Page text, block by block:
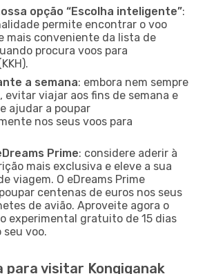
opção “Escolha inteligente”:
permite encontrar o voo
mais conveniente da lista de
procura voos para
a semana: embora nem sempre
evitar viajar aos fins de semana e
ajudar a poupar
nos seus voos para
Prime: considere aderir à
mais exclusiva e eleve a sua
viagem. O eDreams Prime
centenas de euros nos seus
de avião. Aproveite agora o
experimental gratuito de 15 dias
seu voo.
para visitar Kongiganak